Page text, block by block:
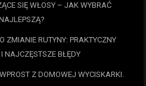
SIĘ WŁOSY – JAK WYBRAĆ
ZMIANIE RUTYNY: PRAKTYCZNY
NAJCZĘSTSZE BŁĘDY
Z DOMOWEJ WYCISKARKI.